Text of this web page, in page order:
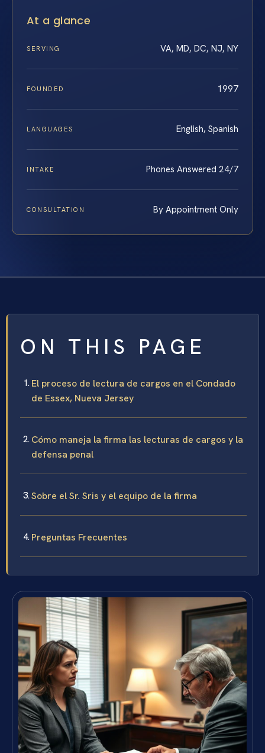
At a glance
SERVING VA, MD, DC, NJ, NY
FOUNDED 1997
LANGUAGES English, Spanish
INTAKE Phones Answered 24/7
CONSULTATION By Appointment Only
ON THIS PAGE
El proceso de lectura de cargos en el Condado
de Essex, Nueva Jersey
Cómo maneja la firma las lecturas de cargos y la
defensa penal
Sobre el Sr. Sris y el equipo de la firma
Preguntas Frecuentes